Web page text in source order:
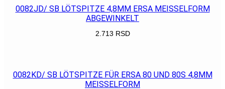
0082JD/ SB LÖTSPITZE 4,8MM ERSA MEISSELFORM
ABGEWINKELT
2.713 RSD
0082KD/ SB LÖTSPITZE FÜR ERSA 80 UND 80S 4,8MM
MEISSELFORM